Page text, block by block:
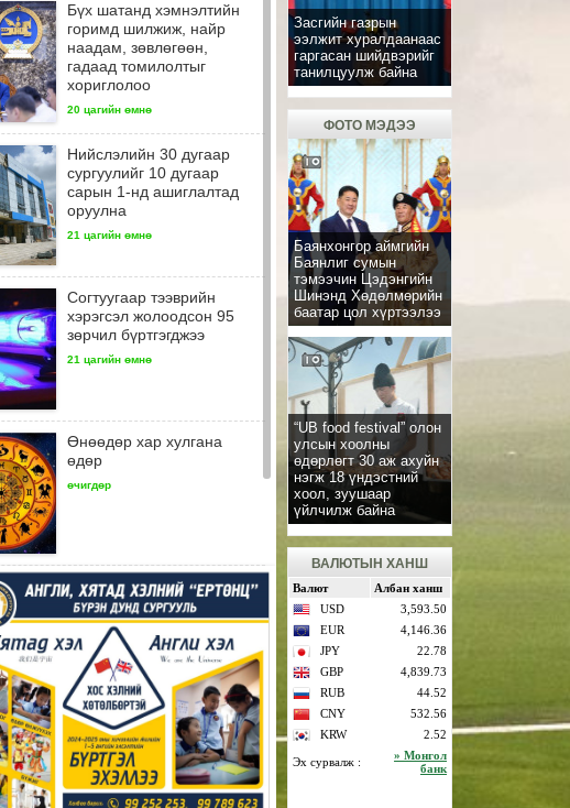
Бүх шатанд хэмнэлтийн
горимд шилжиж, найр
наадам, зөвлөгөөн,
гадаад томилолтыг
хориглолоо
20 цагийн өмнө
Нийслэлийн 30 дугаар
сургуулийг 10 дугаар
сарын 1-нд ашиглалтад
оруулна
21 цагийн өмнө
Согтуугаар тээврийн
хэрэгсэл жолоодсон 95
зөрчил бүртгэгджээ
21 цагийн өмнө
Өнөөдөр хар хулгана
өдөр
өчигдөр
Засгийн газрын
ээлжит хуралдаанаас
гаргасан шийдвэрийг
танилцуулж байна
ФОТО МЭДЭЭ
Баянхонгор аймгийн
Баянлиг сумын
тэмээчин Цэдэнгийн
Шинэнд Хөдөлмөрийн
баатар цол хүртээлээ
“UB food festival” олон
улсын хоолны
өдөрлөгт 30 аж ахуйн
нэгж 18 үндэстний
хоол, зуушаар
үйлчилж байна
ВАЛЮТЫН ХАНШ